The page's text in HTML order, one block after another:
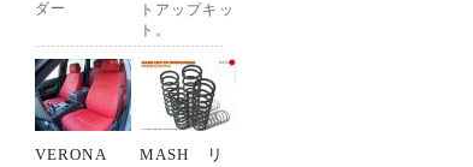
ダー
トアップキッ
ト。
VERONA
MASH リ